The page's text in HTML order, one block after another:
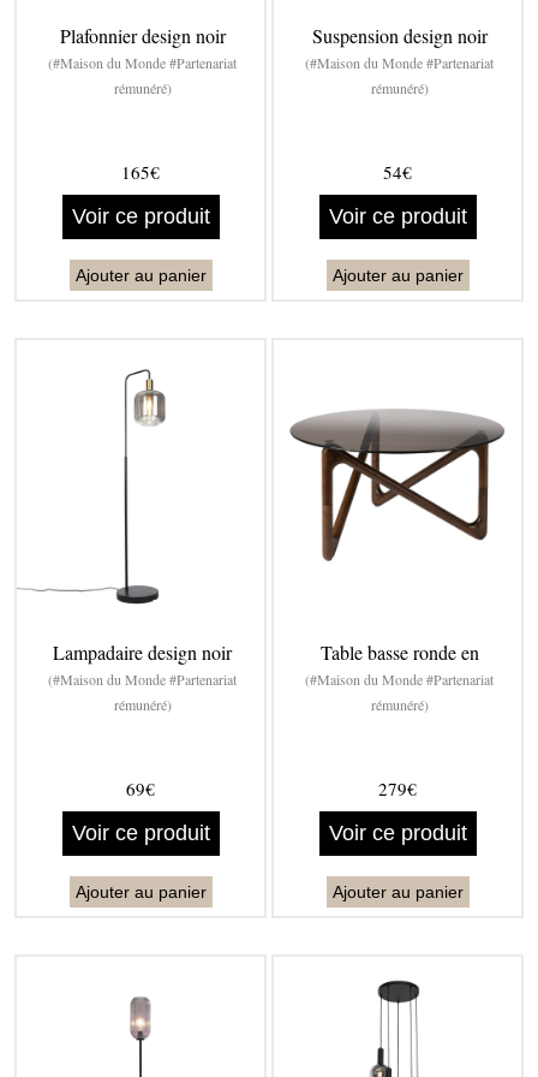
Plafonnier design noir
(#Maison du Monde #Partenariat
rémunéré)
165€
Voir ce produit
Ajouter au panier
Suspension design noir
(#Maison du Monde #Partenariat
rémunéré)
54€
Voir ce produit
Ajouter au panier
Lampadaire design noir
(#Maison du Monde #Partenariat
rémunéré)
69€
Voir ce produit
Ajouter au panier
Table basse ronde en
(#Maison du Monde #Partenariat
rémunéré)
279€
Voir ce produit
Ajouter au panier